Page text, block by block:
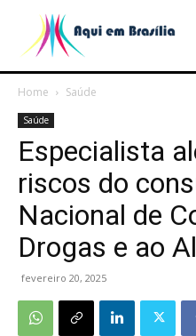
Home Saúde
Saúde
Especialista
riscos do
Nacional de
Drogas e ao
fevereiro 20, 2025